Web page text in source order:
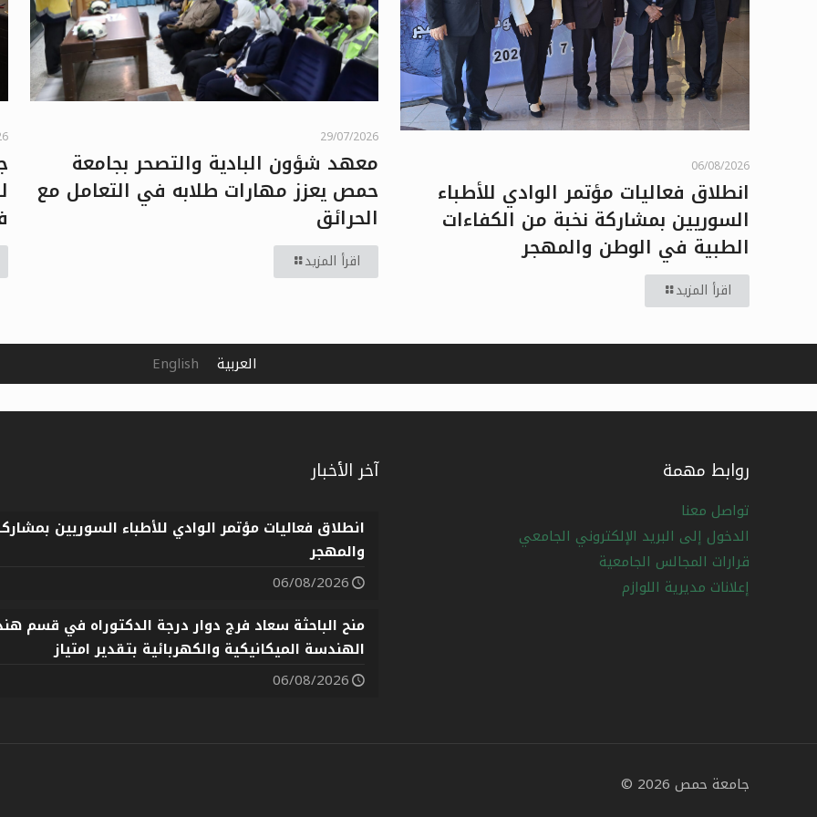
06/08/2026
انطلاق فعاليات مؤتمر الوادي للأطباء
السوريين بمشاركة نخبة من الكفاءات
الطبية في الوطن والمهجر
اقرأ المزيد
29/07/2026
معهد شؤون البادية والتصحر بجامعة
حمص يعزز مهارات طلابه في التعامل مع
الحرائق
اقرأ المزيد
روابط مهمة
تواصل معنا
الدخول إلى البريد الإلكتروني الجامعي
قرارات المجالس الجامعية
إعلانات مديرية اللوازم
آخر الأخبار
انطلاق فعاليات مؤتمر الوادي للأطباء السوريين
والمهجر
06/08/2026
منح الباحثة سعاد فرج دوار درجة الدكتوراه في قسم
الهندسة الميكانيكية والكهربائية بتقدير امتياز
06/08/2026
جامعة حمص 2026 ©
العربية English